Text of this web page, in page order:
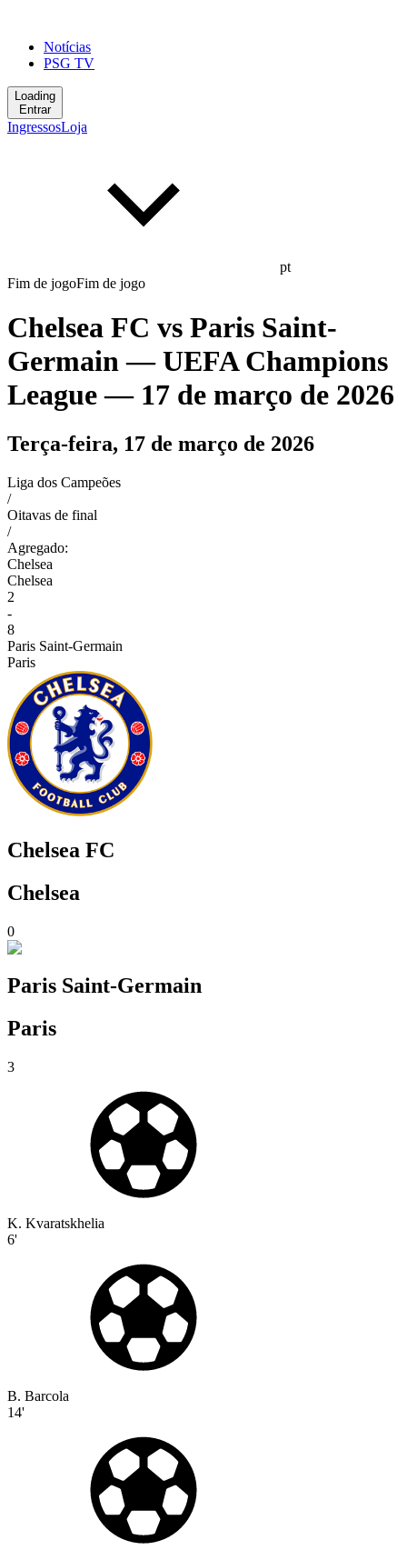
Notícias
PSG TV
Loading
Entrar
IngressosLoja
pt
Fim de jogoFim de jogo
Chelsea FC vs Paris Saint-
Germain— UEFA Champions
League— 17 de março de 2026
Terça-feira, 17 de março de 2026
Liga dos Campeões
/
Oitavas de final
/
Agregado:
Chelsea
Chelsea
2
-
8
Paris Saint-Germain
Paris
Chelsea FC
Chelsea
0
Paris Saint-Germain
Paris
3
K. Kvaratskhelia
6'
B. Barcola
14'